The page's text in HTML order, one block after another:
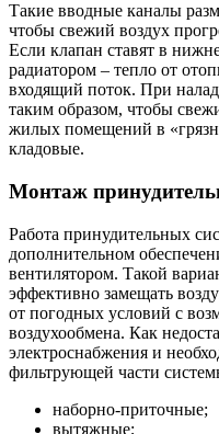
Такие вводные каналы
чтобы свежий воздух
Если клапан ставят в
радиатором – тепло от
входящий поток. При
таким образом, чтобы
жилых помещений в
кладовые.
Монтаж
Работа принудительных
дополнительном
вентилятором. Такой
эффективно замещать
от погодных условий с
воздухообмена. Как
электроснабжения и
фильтрующей части
наборно-приточные;
вытяжные;